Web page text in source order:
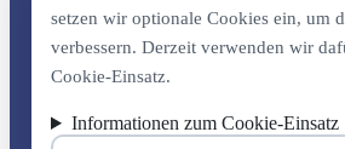
setzen wir optionale Cookies ein, um
verbessern. Derzeit verwenden wir
Cookie-Einsatz.
Informationen zum Cookie-Einsatz